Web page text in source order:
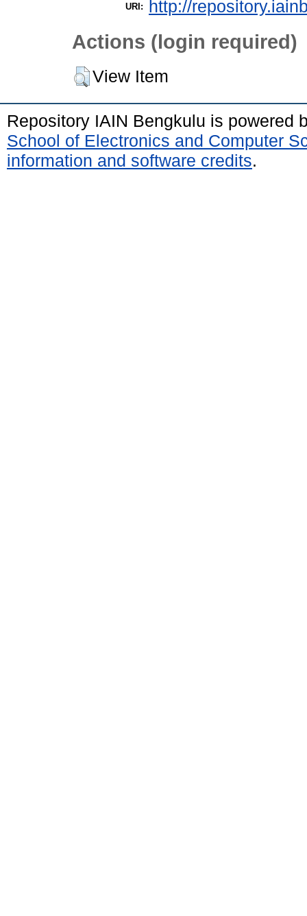
URI: http://
Actions (login required)
View Item
Repository IAIN Bengkulu is powered
School of Electronics and Computer
information and software credits.